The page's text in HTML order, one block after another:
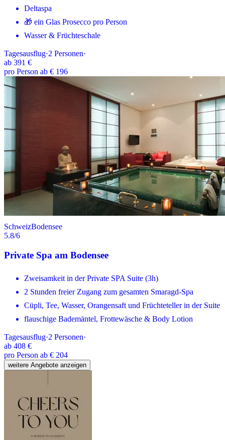
Deltaspa
🎁 ein Glas Prosecco pro Person
Wasser & Früchteschale
Tagesausflug·2 Personen·
ab 391 €
pro Person ab € 196
SchweizBodensee
5.8/6
Private Spa am Bodensee
Zweisamkeit in der Private SPA Suite (3h)
2 Stunden freier Zugang zum gesamten Smaragd-Spa
Cüpli, Tee, Wasser, Orangensaft und Früchteteller in der Suite
flauschige Bademäntel, Frottewäsche & Body Lotion
Tagesausflug·2 Personen·
ab 408 €
pro Person ab € 204
weitere Angebote anzeigen